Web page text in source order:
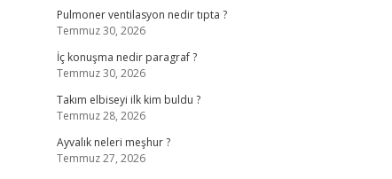
Pulmoner ventilasyon nedir tıpta ?
Temmuz 30, 2026
İç konuşma nedir paragraf ?
Temmuz 30, 2026
Takım elbiseyi ilk kim buldu ?
Temmuz 28, 2026
Ayvalık neleri meşhur ?
Temmuz 27, 2026